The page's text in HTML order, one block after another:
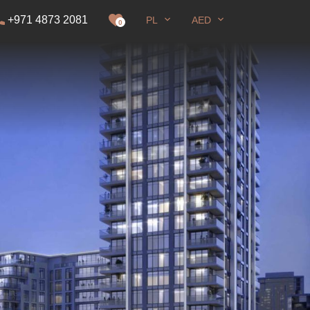
na pobyt
+971 4873 2081 0 PL AED
Pełny ekran